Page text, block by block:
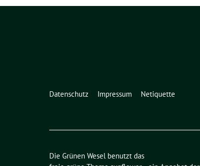
Datenschutz Impressum Netiquette
Die Grünen Wesel benutzt das